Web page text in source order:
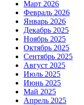
Март 2026
Февраль 2026
Январь 2026
Декабрь 2025
Ноябрь 2025
Октябрь 2025
Сентябрь 2025
Август 2025
Июль 2025
Июнь 2025
Май 2025
Апрель 2025